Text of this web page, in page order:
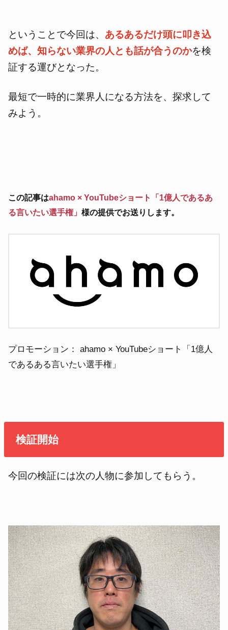
ということで今回は、 あるあるだけ頭に叩き込
めば、知らない業界の人とも話が合うのかを検
証する運びとなった。
最短で一時的に業界人になる方法を、探求して
みよう。
この記事はahamo × YouTubeショート「1億人であるあ
る言いたい選手権」様の提供でお送りします。
プロモーション： ahamo × YouTubeショート「1億人
であるある言いたい選手権」
検証開始
今回の検証には次の人物に参加してもらう。